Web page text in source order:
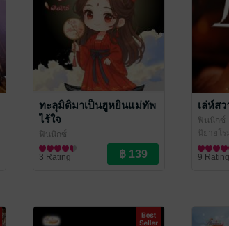
ทะลุมิติมาเป็นฮูหยินแม่ทัพ
ไร้ใจ
ฟินนิกซ์
นิยายรักจีนโบราณ
3 Rating
เล่ห์ส
ฟินนิกซ์
นิยายโ
9 Rating